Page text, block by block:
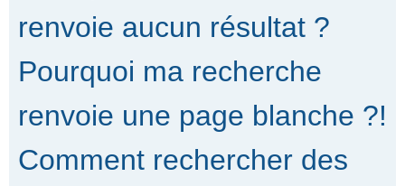
renvoie aucun résultat ?
Pourquoi ma recherche
renvoie une page blanche ?!
Comment rechercher des